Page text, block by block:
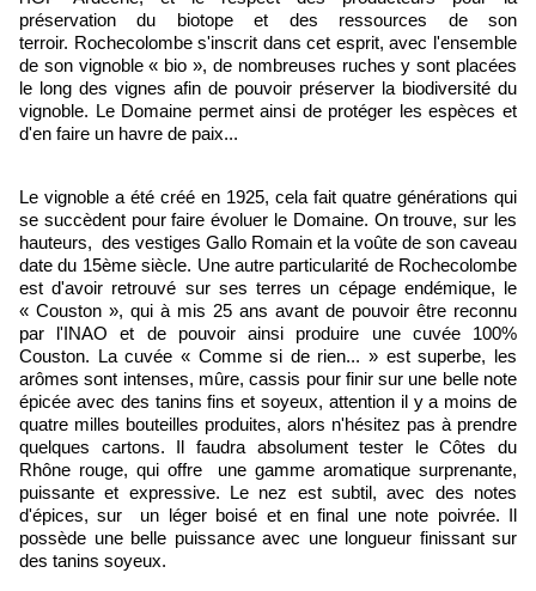
préservation du biotope et des ressources de son
terroir. Rochecolombe s'inscrit dans cet esprit, avec l'ensemble
de son vignoble « bio », de nombreuses ruches y sont placées
le long des vignes afin de pouvoir préserver la biodiversité du
vignoble. Le Domaine permet ainsi de protéger les espèces et
d'en faire un havre de paix...
Le vignoble a été créé en 1925, cela fait quatre générations qui
se succèdent pour faire évoluer le Domaine. On trouve, sur les
hauteurs, des vestiges Gallo Romain et la voûte de son caveau
date du 15ème siècle. Une autre particularité de Rochecolombe
est d'avoir retrouvé sur ses terres un cépage endémique, le
« Couston », qui à mis 25 ans avant de pouvoir être reconnu
par l'INAO et de pouvoir ainsi produire une cuvée 100%
Couston. La cuvée « Comme si de rien... » est superbe, les
arômes sont intenses, mûre, cassis pour finir sur une belle note
épicée avec des tanins fins et soyeux, attention il y a moins de
quatre milles bouteilles produites, alors n'hésitez pas à prendre
quelques cartons. Il faudra absolument tester le Côtes du
Rhône rouge, qui offre une gamme aromatique surprenante,
puissante et expressive. Le nez est subtil, avec des notes
d'épices, sur un léger boisé et en final une note poivrée. Il
possède une belle puissance avec une longueur finissant sur
des tanins soyeux.